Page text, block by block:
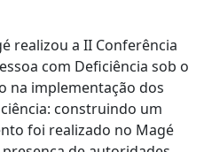
realizou a II Conferência
com Deficiência sob o
na implementação dos
construindo um
foi realizado no Magé